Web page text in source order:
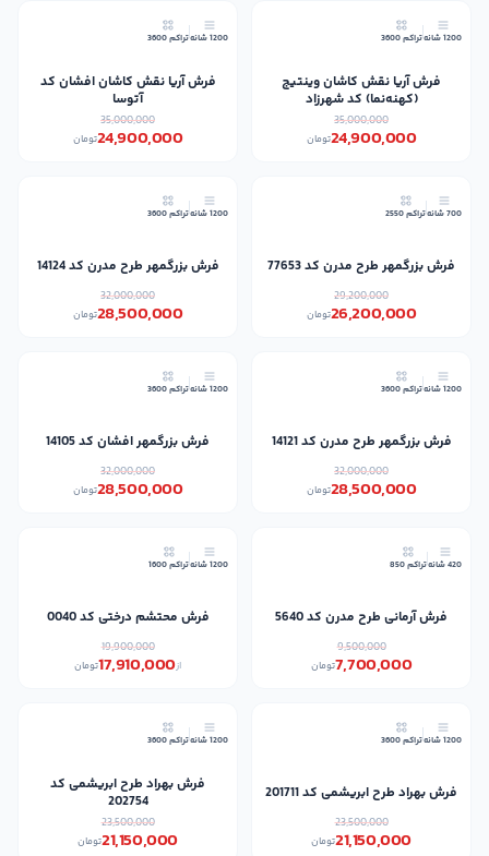
1200 شانه تراکم 3600
فرش آریا نقش کاشان وینتیج
(کهنه‌نما) کد شهرزاد
35,000,000
24,900,000تومان
1200 شانه تراکم 3600
فرش آریا نقش کاشان افشان کد
آتوسا
35,000,000
24,900,000تومان
700 شانه تراکم 2550
فرش بزرگمهر طرح مدرن کد 77653
29,200,000
26,200,000تومان
1200 شانه تراکم 3600
فرش بزرگمهر طرح مدرن کد 14124
32,000,000
28,500,000تومان
1200 شانه تراکم 3600
فرش بزرگمهر طرح مدرن کد 14121
32,000,000
28,500,000تومان
1200 شانه تراکم 3600
فرش بزرگمهر افشان کد 14105
32,000,000
28,500,000تومان
420 شانه تراکم 850
فرش آرمانی طرح مدرن کد 5640
9,500,000
7,700,000تومان
1200 شانه تراکم 1600
فرش محتشم درختی کد 0040
19,900,000
از17,910,000تومان
1200 شانه تراکم 3600
فرش بهراد طرح ابریشمی کد 201711
23,500,000
21,150,000تومان
1200 شانه تراکم 3600
فرش بهراد طرح ابریشمی کد
202754
23,500,000
21,150,000تومان